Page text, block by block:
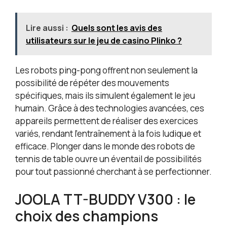
tennis de table s'adapte aux joueurs de tous
niveaux, grâce à ses modes multi-balles et ses
réglages entièrement ajustables pour une
domicile, aux programmes scolaires, aux
entraînements en club et à l'entraînement
professionnel, ce qui en fait un outil polyvalent
pour tous les passionnés de tennis de table
Lire aussi : Quels sont les avis des
utilisateurs sur le jeu de casino Plinko ?
Les robots ping-pong offrent non seulement la
possibilité de répéter des mouvements
spécifiques, mais ils simulent également le jeu
humain. Grâce à des technologies avancées, ces
appareils permettent de réaliser des exercices
variés, rendant l’entraînement à la fois ludique et
efficace. Plonger dans le monde des robots de
tennis de table ouvre un éventail de possibilités
pour tout passionné cherchant à se perfectionner.
JOOLA TT-BUDDY V300 : le
choix des champions